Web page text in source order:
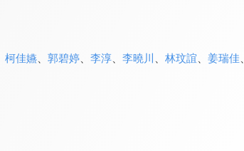
柯佳嬿、 郭碧婷、 李淳、 李曉川 林玟誼 姜瑞佳